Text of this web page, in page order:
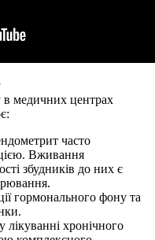
в медичних центрах
часто
Вживання
збудників до них є
гормонального фону та
лікуванні хронічного